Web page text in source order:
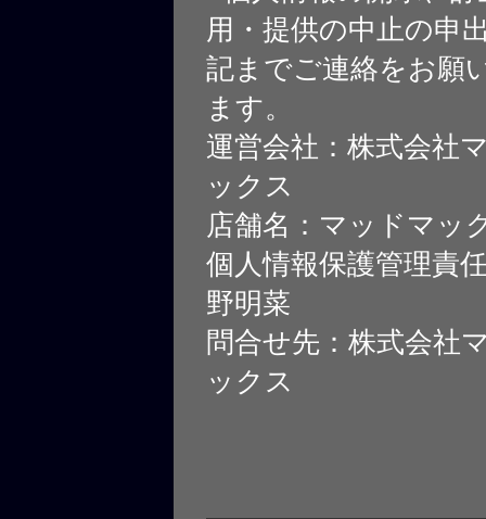
用・提供の中止の申
記までご連絡をお願
ます。
運営会社：株式会社
ックス
店舗名：マッドマッ
個人情報保護管理責
野明菜
問合せ先：株式会社
ックス